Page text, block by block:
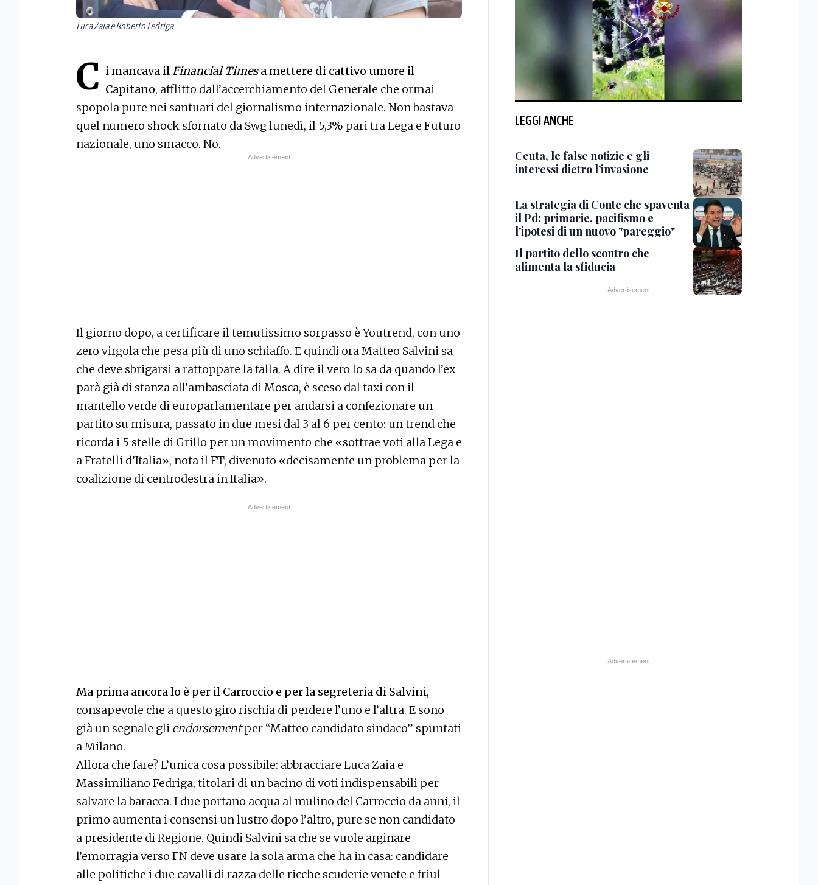
Luca Zaia e Roberto Fedriga
C i mancava il Financial Timesa mettere di cattivo umore il
Capitano, afflitto dall’accerchiamento del Generale che ormai
spopola pure nei santuari del giornalismo internazionale. Non bastava
quel numero shock sfornato da Swg lunedì, il 5,3% pari tra Lega e Futuro
nazionale, uno smacco. No.
Il giorno dopo, a certificare il temutissimo sorpasso è Youtrend, con uno
zero virgola che pesa più di uno schiaffo. E quindi ora Matteo Salvini sa
che deve sbrigarsi a rattoppare la falla. A dire il vero lo sa da quando l’ex
parà già di stanza all’ambasciata di Mosca, è sceso dal taxi con il
mantello verde di europarlamentare per andarsi a confezionare un
partito su misura, passato in due mesi dal 3 al 6 per cento: un trend che
ricorda i 5 stelle di Grillo per un movimento che «sottrae voti alla Lega e
a Fratelli d’Italia», nota il FT, divenuto «decisamente un problema per la
coalizione di centrodestra in Italia».
Ma prima ancora lo è per il Carroccio e per la segreteria di Salvini,
consapevole che a questo giro rischia di perdere l’uno e l’altra. E sono
già un segnale gli endorsementper “Matteo candidato sindaco” spuntati
a Milano.
Allora che fare? L’unica cosa possibile: abbracciare Luca Zaia e
Massimiliano Fedriga, titolari di un bacino di voti indispensabili per
salvare la baracca. I due portano acqua al mulino del Carroccio da anni, il
primo aumenta i consensi un lustro dopo l’altro, pure se non candidato
a presidente di Regione. Quindi Salvini sa che se vuole arginare
l’emorragia verso FN deve usare la sola arma che ha in casa: candidare
alle politiche i due cavalli di razza delle ricche scuderie venete e friul-
LEGGI ANCHE
Ceuta, le false notizie e gli
interessi dietro l’invasione
La strategia di Conte che spaventa
il Pd: primarie, pacifismo e
l'ipotesi di un nuovo "pareggio"
Il partito dello scontro che
alimenta la sfiducia